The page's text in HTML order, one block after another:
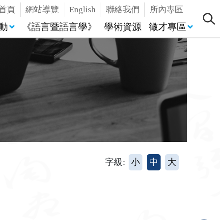
頁 網站導覽 English 聯絡我們 所內專區
《語言暨語言學》 學術資源 徵才專區
字級: 小 中 大